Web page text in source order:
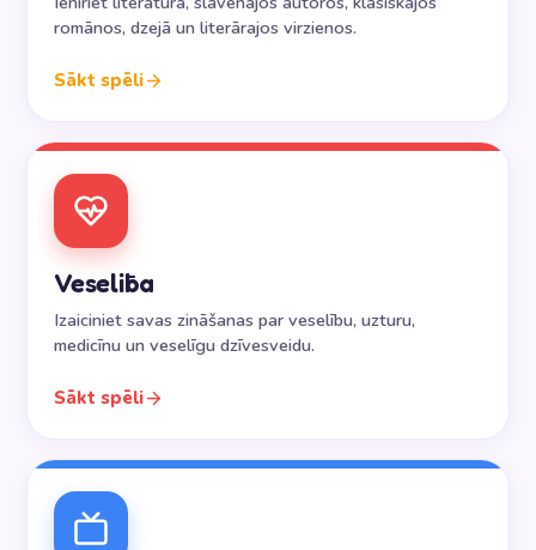
romānos, dzejā un literārajos virzienos.
Sākt spēli
Veselība
Izaiciniet savas zināšanas par veselību, uzturu,
medicīnu un veselīgu dzīvesveidu.
Sākt spēli